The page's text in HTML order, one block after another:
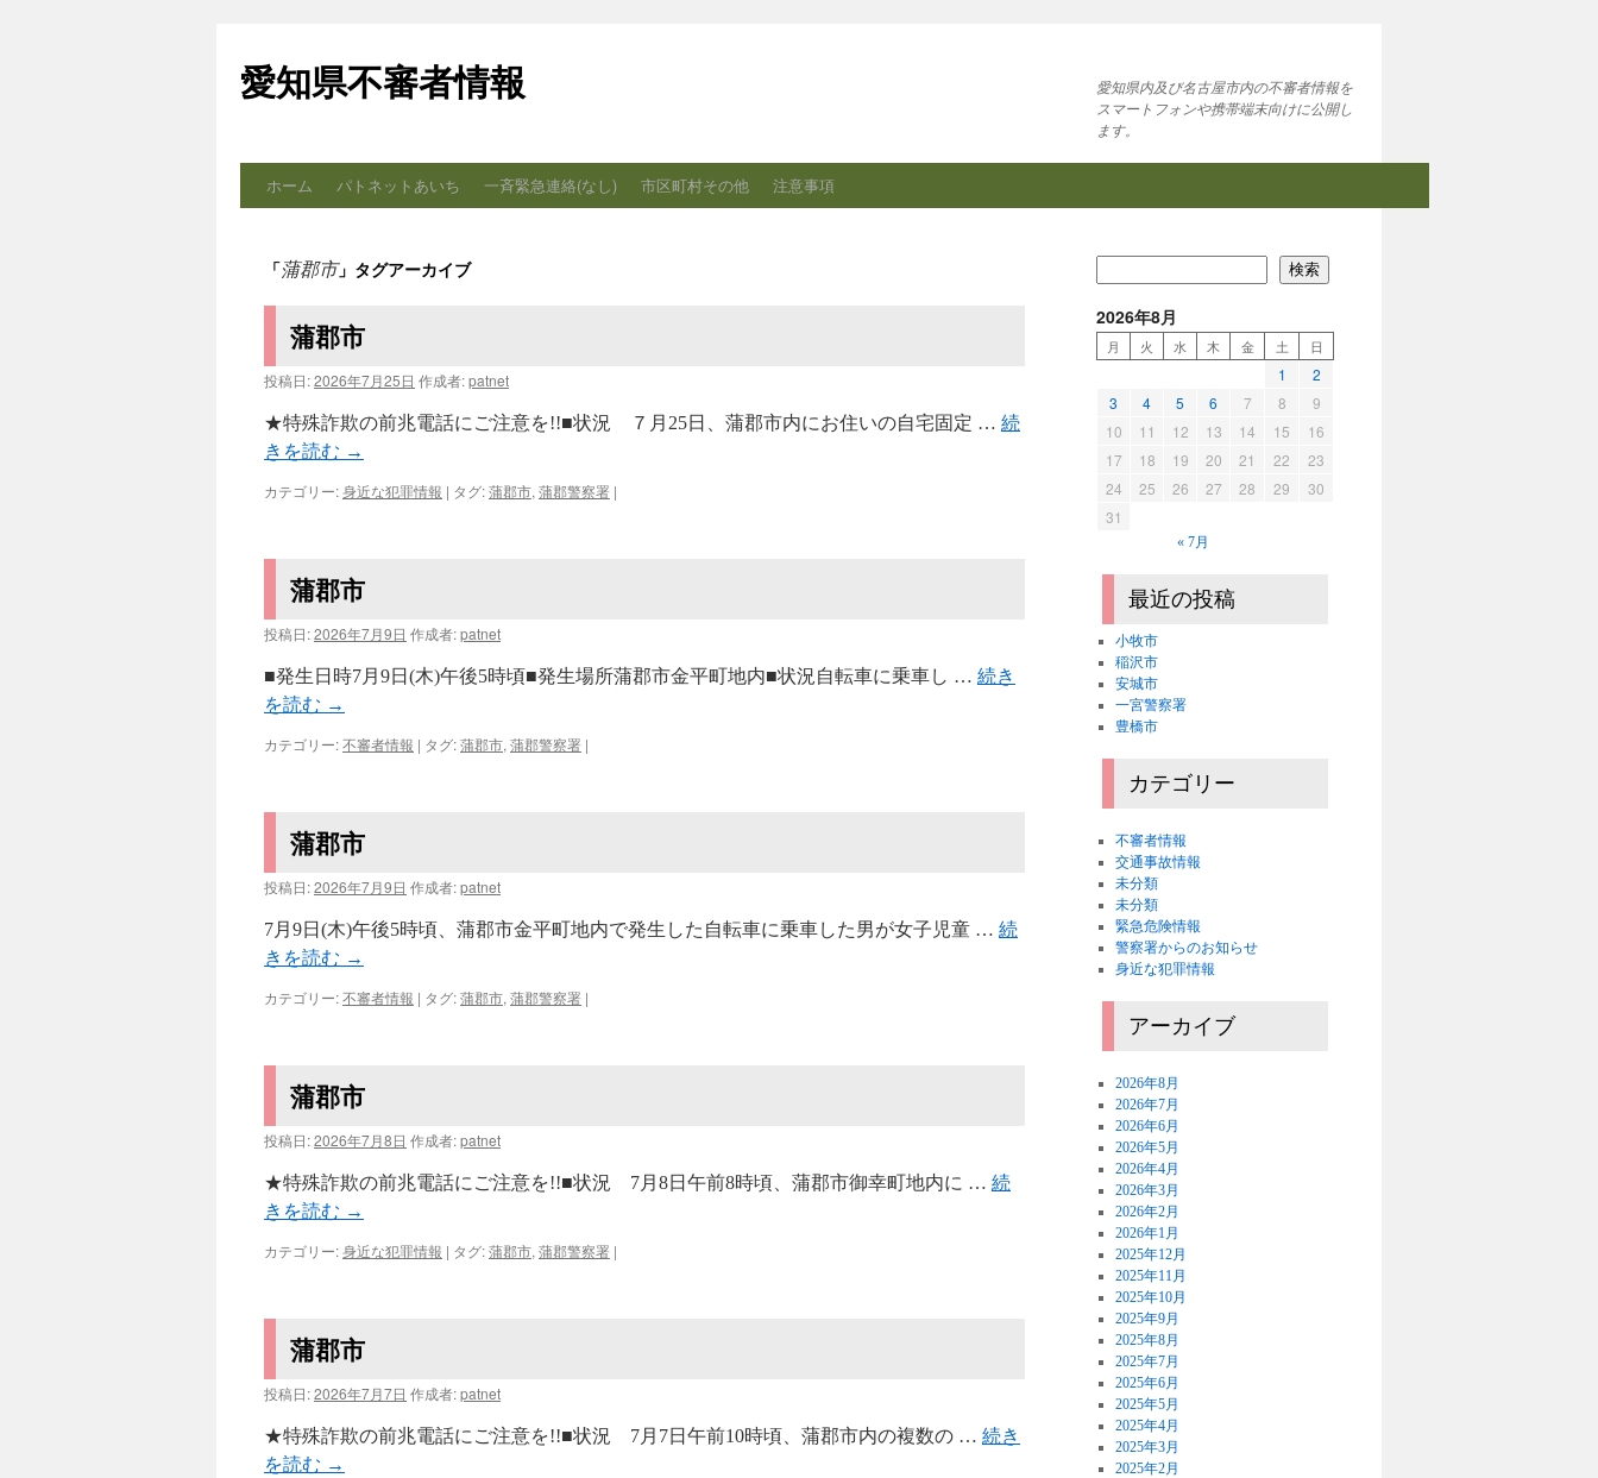
テ
ン
ス
ッ
愛知県不審者情報
愛知県内及び名古屋市内の不審者情報を
スマートフォンや携帯端末向けに公開し
ます。
ホーム パトネットあいち 一斉緊急連絡(なし) 市区町村その他 注意事項
「蒲郡市」タグアーカイブ
蒲郡市
投稿日:2026年7月25日 作成者:patnet
★特殊詐欺の前兆電話にご注意を!!■状況 ７月25日、蒲郡市内にお住いの自宅固定 … 続
きを読む →
カテゴリー:身近な犯罪情報 | タグ:蒲郡市, 蒲郡警察署 |
蒲郡市
投稿日:2026年7月9日 作成者:patnet
■発生日時7月9日(木)午後5時頃■発生場所蒲郡市金平町地内■状況自転車に乗車し … 続き
を読む →
カテゴリー:不審者情報 | タグ:蒲郡市, 蒲郡警察署 |
蒲郡市
投稿日:2026年7月9日 作成者:patnet
7月9日(木)午後5時頃、蒲郡市金平町地内で発生した自転車に乗車した男が女子児童 … 続
きを読む →
カテゴリー:不審者情報 | タグ:蒲郡市, 蒲郡警察署 |
蒲郡市
投稿日:2026年7月8日 作成者:patnet
★特殊詐欺の前兆電話にご注意を!!■状況 7月8日午前8時頃、蒲郡市御幸町地内に … 続
きを読む →
カテゴリー:身近な犯罪情報 | タグ:蒲郡市, 蒲郡警察署 |
蒲郡市
投稿日:2026年7月7日 作成者:patnet
★特殊詐欺の前兆電話にご注意を!!■状況 7月7日午前10時頃、蒲郡市内の複数の … 続き
を読む →
検索
2026年8月
月 火 水 木 金 土 日
1
2
3
4 5 6 7 8
9
10
11 12 13 14 15
16
17
18 19 20 21 22
23
24
25 26 27 28 29
30
31
« 7月
最近の投稿
小牧市
稲沢市
安城市
一宮警察署
豊橋市
カテゴリー
不審者情報
交通事故情報
未分類
未分類
緊急危険情報
警察署からのお知らせ
身近な犯罪情報
アーカイブ
2026年8月
2026年7月
2026年6月
2026年5月
2026年4月
2026年3月
2026年2月
2026年1月
2025年12月
2025年11月
2025年10月
2025年9月
2025年8月
2025年7月
2025年6月
2025年5月
2025年4月
2025年3月
2025年2月